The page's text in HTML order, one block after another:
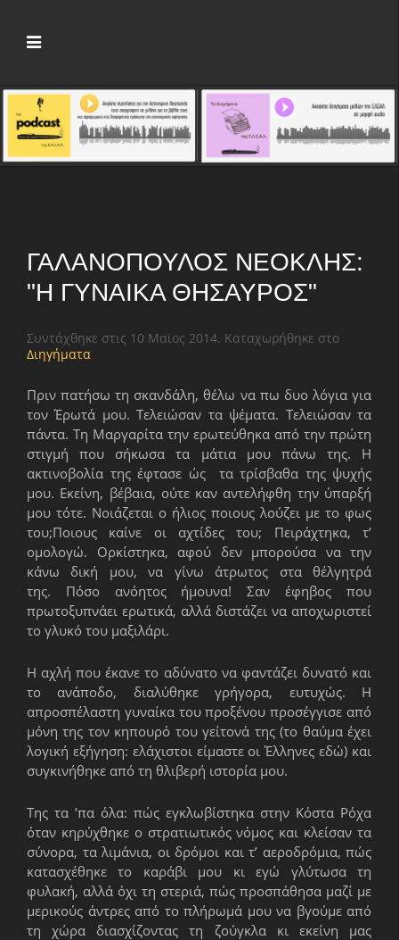
ΓΑΛΑΝΌΠΟΥΛΟΣ ΝΕΟΚΛΉΣ:
"Η ΓΥΝΑΊΚΑ ΘΗΣΑΥΡΌΣ"
Συντάχθηκε στις 10 Μαϊος 2014. Καταχωρήθηκε στο
Διηγήματα
Πριν πατήσω τη σκανδάλη, θέλω να πω δυο λόγια για
τον Έρωτά μου. Τελειώσαν τα ψέματα. Τελειώσαν τα
πάντα. Τη Μαργαρίτα την ερωτεύθηκα από την πρώτη
στιγμή που σήκωσα τα μάτια μου πάνω της. Η
ακτινοβολία της έφτασε ώς τα τρίσβαθα της ψυχής
μου. Εκείνη, βέβαια, ούτε καν αντελήφθη την ύπαρξή
μου τότε. Νοιάζεται ο ήλιος ποιους λούζει με το φως
του;Ποιους καίνε οι αχτίδες του; Πειράχτηκα, τ’
ομολογώ. Ορκίστηκα, αφού δεν μπορούσα να την
κάνω δική μου, να γίνω άτρωτος στα θέλγητρά
της. Πόσο ανόητος ήμουνα! Σαν έφηβος που
πρωτοξυπνάει ερωτικά, αλλά διστάζει να αποχωριστεί
το γλυκό του μαξιλάρι.
Η αχλή που έκανε το αδύνατο να φαντάζει δυνατό και
το ανάποδο, διαλύθηκε γρήγορα, ευτυχώς. Η
απροσπέλαστη γυναίκα του προξένου προσέγγισε από
μόνη της τον κηπουρό του γείτονά της (το θαύμα έχει
λογική εξήγηση: ελάχιστοι είμαστε οι Έλληνες εδώ) και
συγκινήθηκε από τη θλιβερή ιστορία μου.
Της τα ’πα όλα: πώς εγκλωβίστηκα στην Κόστα Ρόχα
όταν κηρύχθηκε ο στρατιωτικός νόμος και κλείσαν τα
σύνορα, τα λιμάνια, οι δρόμοι και τ’ αεροδρόμια, πώς
κατασχέθηκε το καράβι μου κι εγώ γλύτωσα τη
φυλακή, αλλά όχι τη στεριά, πώς προσπάθησα μαζί με
μερικούς άντρες από το πλήρωμά μου να βγούμε από
τη χώρα διασχίζοντας τη ζούγκλα κι εκείνη μας